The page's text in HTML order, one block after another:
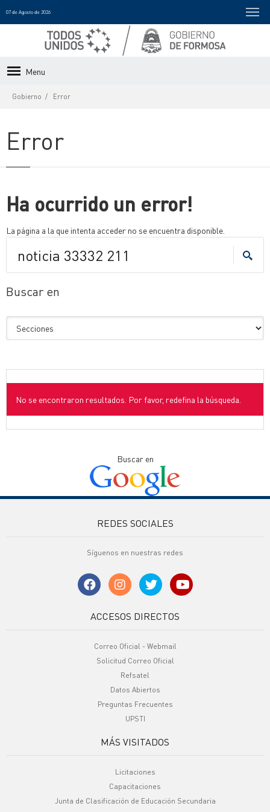
07 de Agosto de 2026
Menu
Gobierno Error
Error
Ha ocurrido un error!
La página a la que intenta acceder no se encuentra disponible.
Buscar en
No se encontraron resultados. Por favor, redefina la búsqueda.
Buscar en
REDES SOCIALES
Síguenos en nuestras redes
ACCESOS DIRECTOS
Correo Oficial - Webmail
Solicitud Correo Oficial
Refsatel
Datos Abiertos
Preguntas Frecuentes
UPSTI
MÁS VISITADOS
Licitaciones
Capacitaciones
Junta de Clasificación de Educación Secundaria